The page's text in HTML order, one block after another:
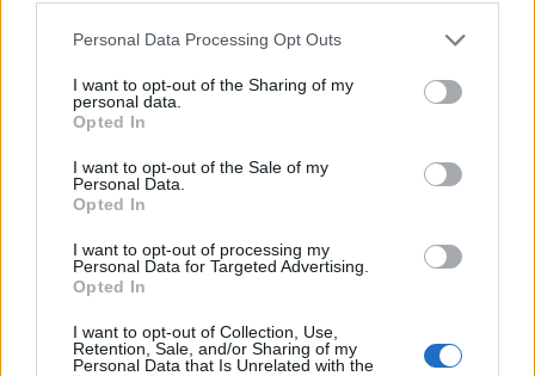
Personal Data Processing Opt Outs
I want to opt-out of the Sharing of my
personal data.
Opted In
I want to opt-out of the Sale of my
Personal Data.
Opted In
I want to opt-out of processing my
Personal Data for Targeted Advertising.
Opted In
I want to opt-out of Collection, Use,
Retention, Sale, and/or Sharing of my
Personal Data that Is Unrelated with the
Nel form della domanda, come detto sopra,
non è previsto che si dia un proprio recapito PEC
di ricezione al contribuente), ma solo un indirizzo
email non certificato (a dispetto delle disposizioni
sulla c.d. amministrazione digitale); quando
invece l’ADE, da oltre un lustro ormai, notifica le
non certificata esiste il concreto rischio che i